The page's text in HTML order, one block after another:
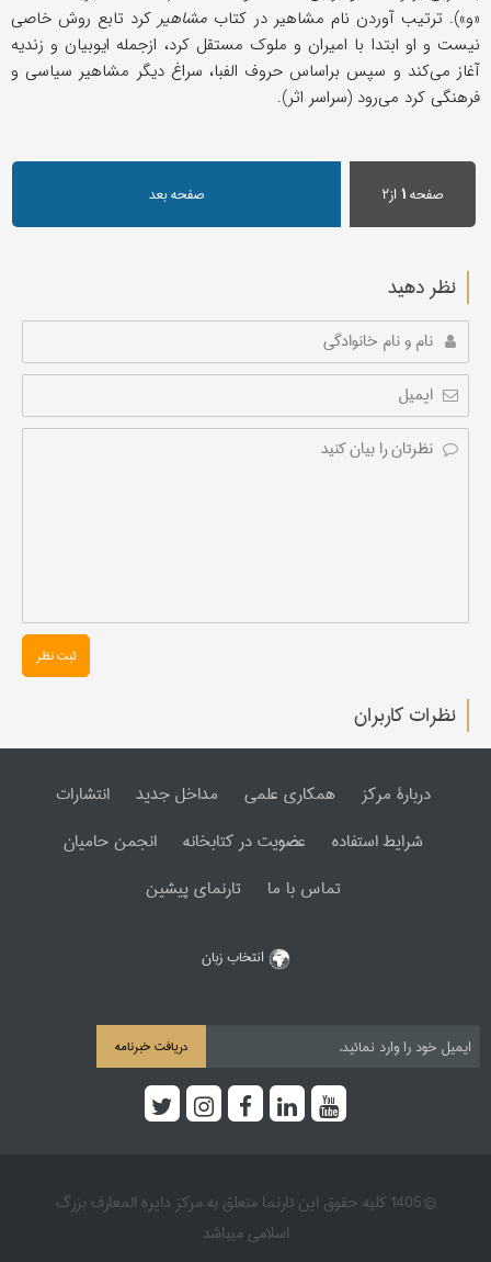
«و»). ترتیب آوردن نام مشاهیر در کتاب مشاهیر کرد تابع روش خاصی
نیست و او ابتدا با امیران و ملوک مستقل کرد، ازجمله ایوبیان و زندیه
آغاز می‌کند و سپس براساس حروف الفبا، سراغ دیگر مشاهیر سیاسی و
فرهنگی کرد می‌رود (سراسر اثر).
صفحه۱ از۲ صفحه بعد
نظر دهید
ثبت نظر
نظرات کاربران
دربارۀ مرکز همکاری علمی مداخل جدید
انتشارات
شرایط استفاده
عضویت در کتابخانه
انجمن حامیان
تماس با ما
تارنمای پیشین
انتخاب زبان
دریافت خبرنامه
© 1405 کلیه حقوق این تارنما متعلق به مرکز دایره المعارف بزرگ
اسلامی میباشد